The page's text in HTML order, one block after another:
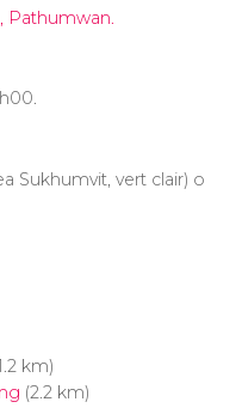
Pathumwan.
Sukhumvit, vert clair) o
km)
(2.2 km)